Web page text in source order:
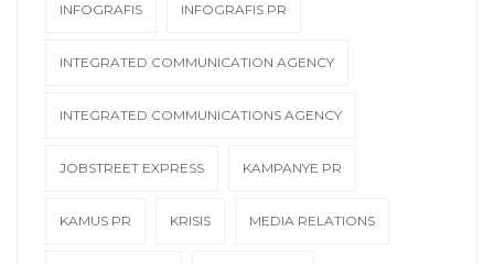
INFOGRAFIS INFOGRAFIS PR
INTEGRATED COMMUNICATION AGENCY
INTEGRATED COMMUNICATIONS AGENCY
JOBSTREET EXPRESS KAMPANYE PR
KAMUS PR KRISIS MEDIA RELATIONS